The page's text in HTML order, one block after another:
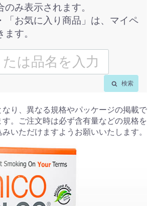
み表示されます。
「お気に入り商品」は、マイペ
す。
検索
り、異なる規格やパッケージの掲載で
。ご注文時は必ず含有量などの規格を
いただけますようお願いいたします。